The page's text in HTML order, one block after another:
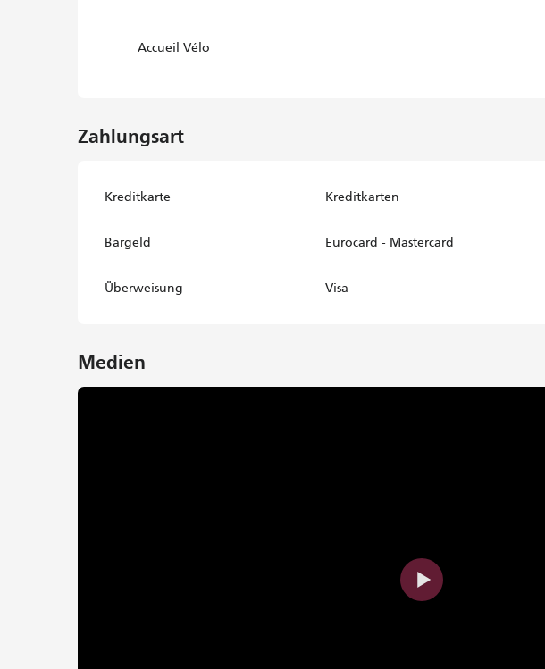
Accueil Vélo
Zahlungsart
Kreditkarte Kreditkarten
Bargeld Eurocard - Mastercard
Überweisung Visa
Medien